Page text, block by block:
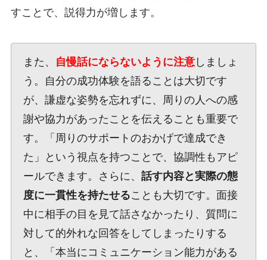
すことで、説得力が増します。
また、 自慢話にならないように注意しましょ
う。自分の成功体験を語ることは大切です
が、謙虚な姿勢を忘れずに、周りの人への感
謝や協力があったことを伝えることも重要で
す。「周りのサポートのおかげで達成でき
た」という視点を持つことで、協調性もアピ
ールできます。さらに、 話す内容と実際の態
度に一貫性を持たせることも大切です。面接
中に相手の目を見て話さなかったり、質問に
対して的外れな回答をしてしまったりする
と、「本当にコミュニケーション能力がある